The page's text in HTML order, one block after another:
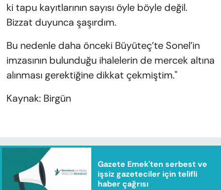
ki tapu kayıtlarının sayısı öyle böyle değil.
Bizzat duyunca şaşırdım.
Bu nedenle daha önceki Büyüteç’te Sonel’in
imzasının bulunduğu ihalelerin de mercek altına
alınması gerektiğine dikkat çekmiştim."
Kaynak: Birgün
Gazete Emek'ten serbest ve
işsiz gazeteciler için telifli
haber çağrısı